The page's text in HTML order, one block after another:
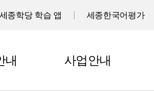
세종학당 학습 앱 세종한국어평가
내 사업안내